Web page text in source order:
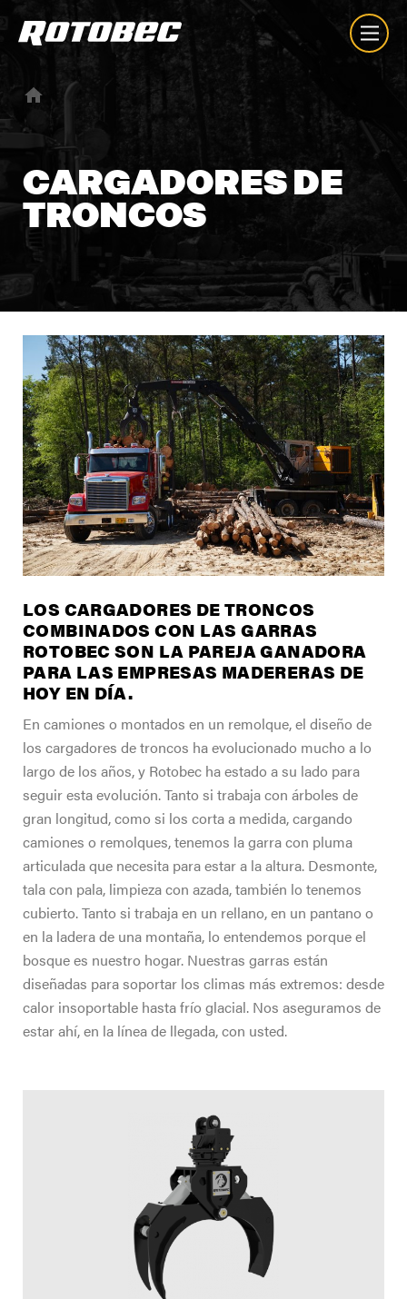
ENCUENTRE UN DISTRIBUIDOR
Nuestra Empresa
Carreras
Soporte
Contacto
Tienda
CARGADORESDE
TRONCOS
LOS CARGADORES DE TRONCOS
COMBINADOS CON LAS GARRAS
ROTOBEC SON LA PAREJA GANADORA
PARA LAS EMPRESAS MADERERAS DE
HOY EN DÍA.
En camiones o montados en un remolque, el diseño de
los cargadores de troncos ha evolucionado mucho a lo
largo de los años, y Rotobec ha estado a su lado para
seguir esta evolución. Tanto si trabaja con árboles de
gran longitud, como si los corta a medida, cargando
camiones o remolques, tenemos la garra con pluma
articulada que necesita para estar a la altura. Desmonte,
tala con pala, limpieza con azada, también lo tenemos
cubierto. Tanto si trabaja en un rellano, en un pantano o
en la ladera de una montaña, lo entendemos porque el
bosque es nuestro hogar. Nuestras garras están
diseñadas para soportar los climas más extremos: desde
calor insoportable hasta frío glacial. Nos aseguramos de
estar ahí, en la línea de llegada, con usted.